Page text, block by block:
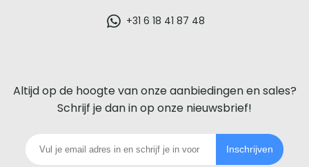
voor
iedere
telefoon
+31 6 18 41 87 48
Altijd op de hoogte van onze aanbiedingen en sales?
Schrijf je dan in op onze nieuwsbrief!
Inschrijven